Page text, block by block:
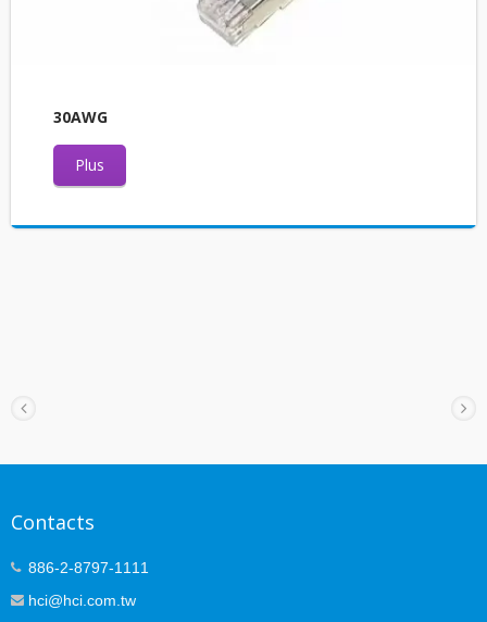
30AWG
Plus
Contacts
886-2-8797-1111
hci@hci.com.tw